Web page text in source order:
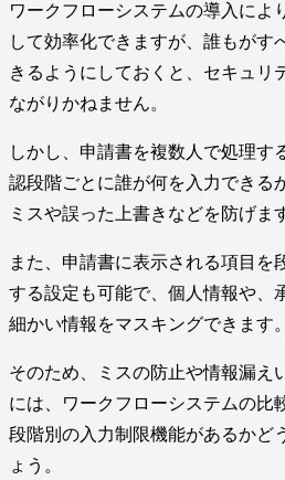
ワークフローシステムの導入によ
して効率化できますが、誰もがす
きるようにしておくと、セキュリ
ながりかねません。
しかし、申請書を複数人で処理す
認段階ごとに誰が何を入力できる
ミスや誤った上書きなどを防げま
また、申請書に表示される項目を
する設定も可能で、個人情報や、
細かい情報をマスキングできます。
そのため、ミスの防止や情報漏え
には、ワークフローシステムの比
段階別の入力制限機能があるかど
ょう。